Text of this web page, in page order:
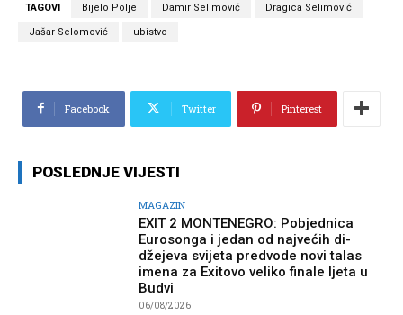
TAGOVI Bijelo Polje Damir Selimović Dragica Selimović
Jašar Selomović ubistvo
Facebook Twitter Pinterest
POSLEDNJE VIJESTI
MAGAZIN
EXIT 2 MONTENEGRO: Pobjednica
Eurosonga i jedan od najvećih di-
džejeva svijeta predvode novi talas
imena za Exitovo veliko finale ljeta u
Budvi
06/08/2026